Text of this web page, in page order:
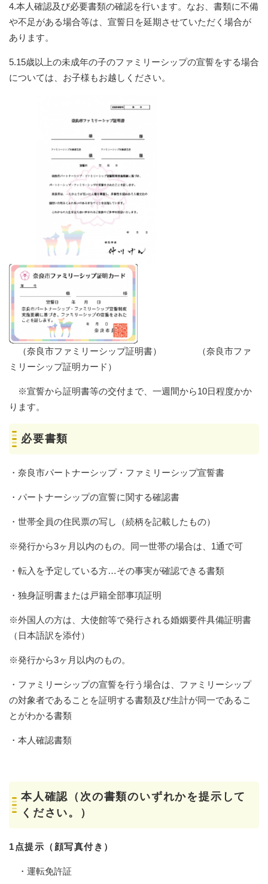
4.本人確認及び必要書類の確認を行います。なお、書類に不備
や不足がある場合等は、宣誓日を延期させていただく場合が
あります。
5.15歳以上の未成年の子のファミリーシップの宣誓をする場合
については、お子様もお越しください。
（奈良市ファミリーシップ証明書） （奈良市ファ
ミリーシップ証明カード）
※宣誓から証明書等の交付まで、一週間から10日程度かか
ります。
必要書類
・奈良市パートナーシップ・ファミリーシップ宣誓書
・パートナーシップの宣誓に関する確認書
・世帯全員の住民票の写し（続柄を記載したもの）
※発行から3ヶ月以内のもの。同一世帯の場合は、1通で可
・転入を予定している方…その事実が確認できる書類
・独身証明書または戸籍全部事項証明
※外国人の方は、大使館等で発行される婚姻要件具備証明書
（日本語訳を添付）
※発行から3ヶ月以内のもの。
・ファミリーシップの宣誓を行う場合は、ファミリーシップ
の対象者であることを証明する書類及び生計が同一であるこ
とがわかる書類
・本人確認書類
本人確認（次の書類のいずれかを提示して
ください。）
1点提示（顔写真付き）
・運転免許証